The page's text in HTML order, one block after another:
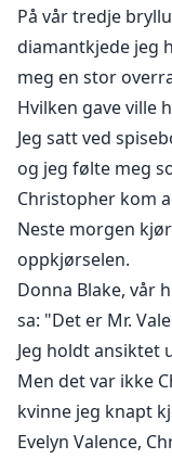
På vår tredje
diamantkjede jeg
meg en stor
Hvilken gave ville
Jeg satt ved
og jeg følte meg
Christopher kom
Neste morgen
oppkjørselen.
Donna Blake, vår
sa: "Det er Mr.
Jeg holdt ansiktet
Men det var ikke
kvinne jeg knapt
Evelyn Valence,